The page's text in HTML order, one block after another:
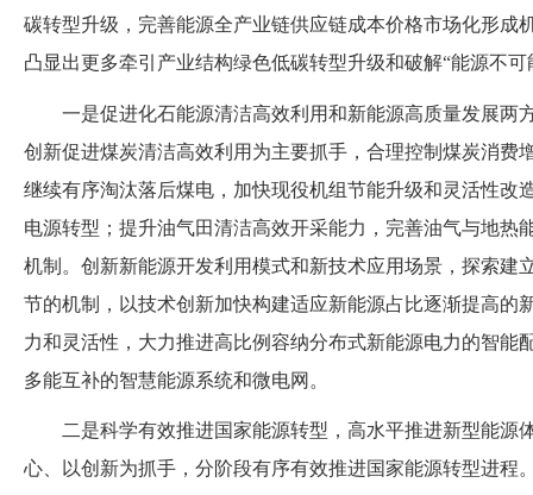
碳转型升级，完善能源全产业链供应链成本价格市场化形成
凸显出更多牵引产业结构绿色低碳转型升级和破解“能源不可
一是促进化石能源清洁高效利用和新能源高质量发展两
创新促进煤炭清洁高效利用为主要抓手，合理控制煤炭消费
继续有序淘汰落后煤电，加快现役机组节能升级和灵活性改
电源转型 ； 提升油气田清洁高效开采能力，完善油气与地热
机制。创新新能源开发利用模式和新技术应用场景，探索建
节的机制，以技术创新加快构建适应新能源占比逐渐提高的
力和灵活性，大力推进高比例容纳分布式新能源电力的智能
多能互补的智慧能源系统和微电网。
二是科学有效推进国家能源转型，高水平推进新型能源
心、以创新为抓手，分阶段有序有效推进国家能源转型进程